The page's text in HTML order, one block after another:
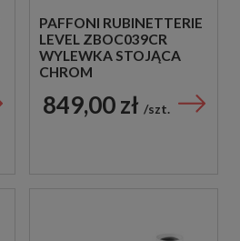
PAFFONI RUBINETTERIE
LEVEL ZBOC039CR
WYLEWKA STOJĄCA
CHROM
849,00 zł szt.